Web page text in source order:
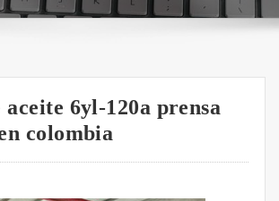
aceite 6yl-120a prensa
colombia